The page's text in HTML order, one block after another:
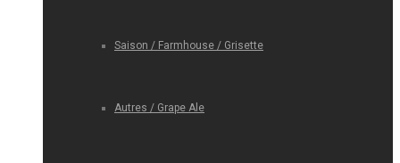
Saison / Farmhouse / Grisette
Autres / Grape Ale